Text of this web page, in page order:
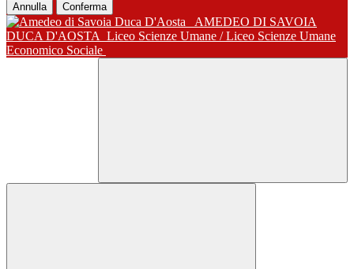
Annulla Conferma
AMEDEO DI SAVOIA
DUCA D'AOSTA Liceo Scienze Umane / Liceo Scienze Umane
Economico Sociale